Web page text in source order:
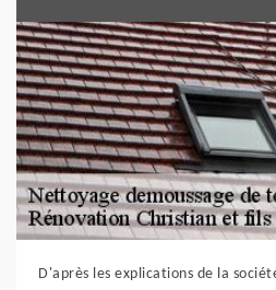
D'après les explications de la